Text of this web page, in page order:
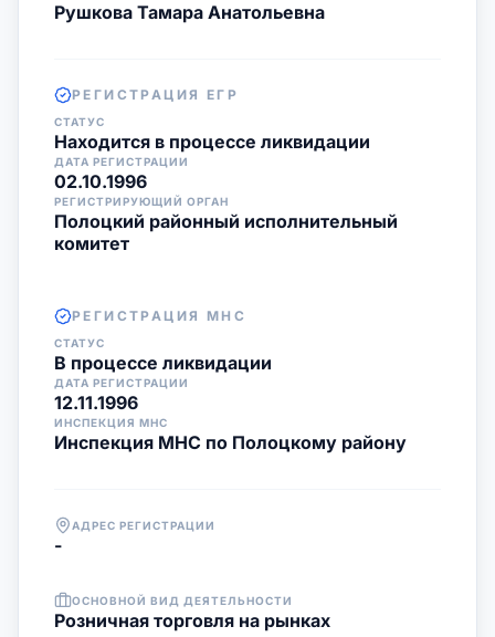
Рушкова Тамара Анатольевна
РЕГИСТРАЦИЯ ЕГР
СТАТУС
Находится в процессе ликвидации
ДАТА РЕГИСТРАЦИИ
02.10.1996
РЕГИСТРИРУЮЩИЙ ОРГАН
Полоцкий районный исполнительный
комитет
РЕГИСТРАЦИЯ МНС
СТАТУС
В процессе ликвидации
ДАТА РЕГИСТРАЦИИ
12.11.1996
ИНСПЕКЦИЯ МНС
Инспекция МНС по Полоцкому району
АДРЕС РЕГИСТРАЦИИ
-
ОСНОВНОЙ ВИД ДЕЯТЕЛЬНОСТИ
Розничная торговля на рынках